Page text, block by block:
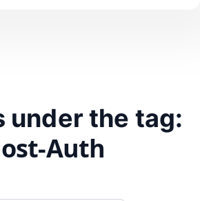
under the tag:
Auth